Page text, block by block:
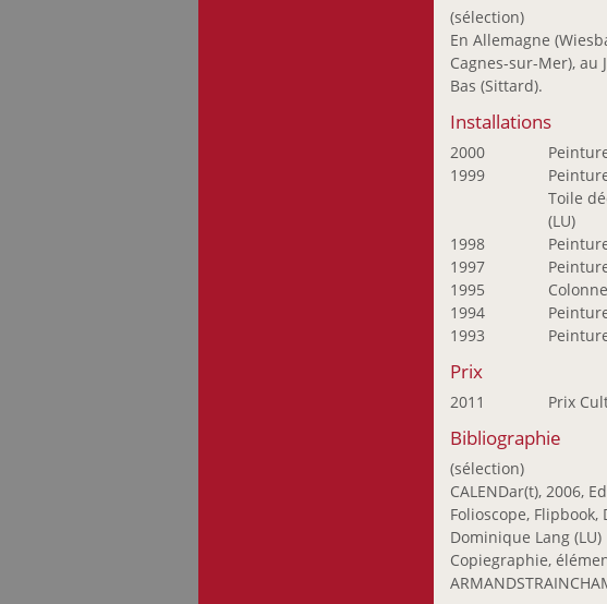
(sélection)
En Allemagne
Cagnes-sur-Mer), au
Bas (Sittard).
Installations
2000
1999
Toile
(LU)
1998
1997
1995
1994
1993
Prix
2011 Prix
Bibliographie
(sélection)
CALENDar(t), 2006,
Folioscope,
Dominique Lang (LU)
Copiegraphie,